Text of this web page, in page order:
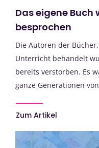
Das eigene Buch
besprochen
Die Autoren der
Unterricht behandelt
bereits verstorben. Es
ganze Generationen
Zum Artikel